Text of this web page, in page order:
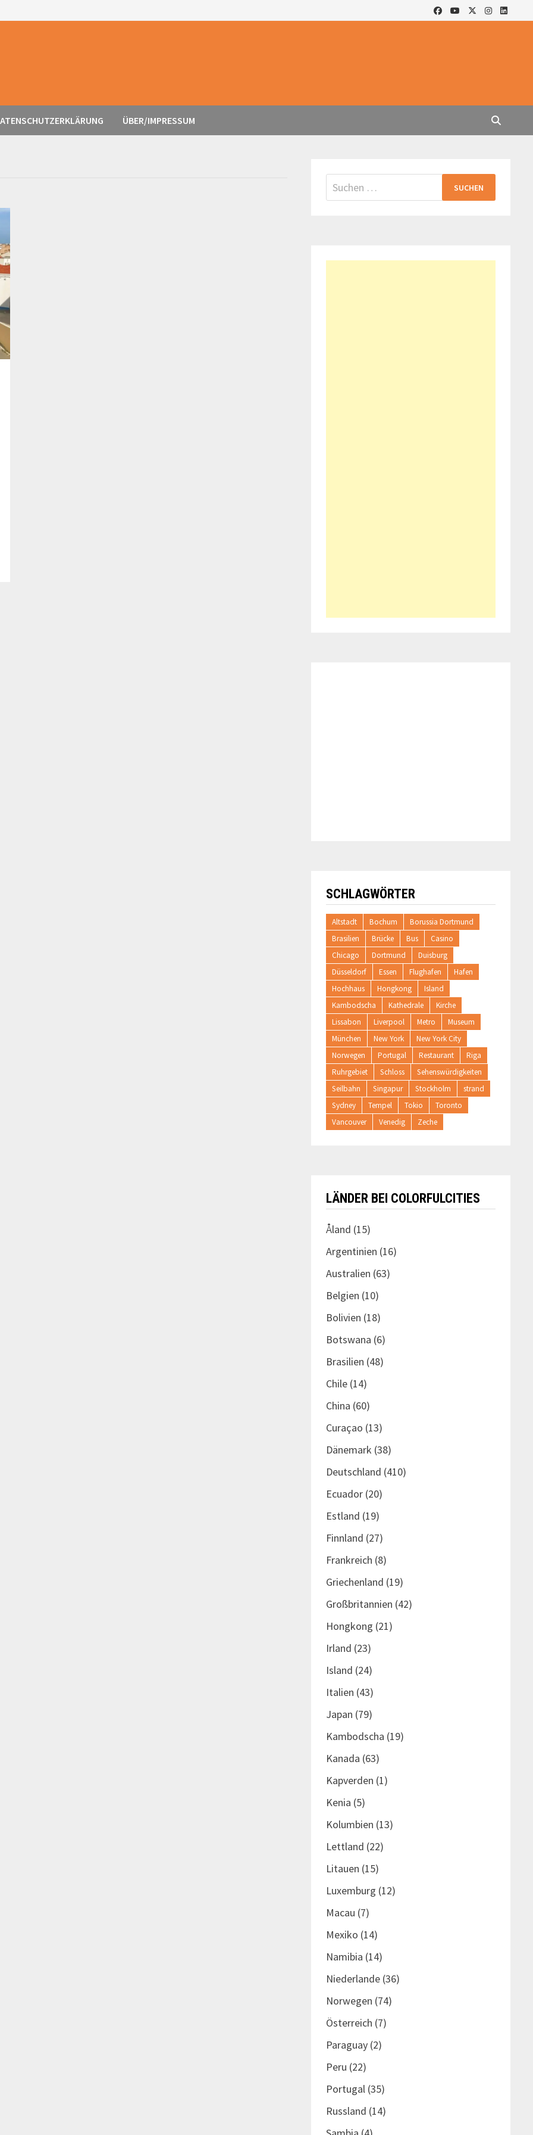
ÜBER/IMPRESSUM
Suchen
nach:
SCHLAGWÖRTER
Altstadt Bochum
Borussia Dortmund
Brasilien
Brücke Bus
Casino
Chicago
Dortmund
Duisburg
Düsseldorf
Essen Flughafen
Hafen
Hochhaus
Hongkong
Island
Kambodscha
Kathedrale
Kirche
Lissabon
Liverpool Metro
Museum
München
New York
New York City
Norwegen
Portugal Restaurant
Riga
Ruhrgebiet
Schloss
Sehenswürdigkeiten
Seilbahn
Singapur Stockholm
strand
Sydney
Tempel Tokio
Toronto
Vancouver
Venedig Zeche
LÄNDER BEI COLORFULCITIES
Åland (15)
Argentinien (16)
Australien (63)
Belgien (10)
Bolivien (18)
Botswana (6)
Brasilien (48)
Chile(14)
China (60)
Curaçao (13)
Dänemark (38)
Deutschland (410)
Ecuador(20)
Estland (19)
Finnland (27)
Frankreich (8)
Griechenland (19)
Großbritannien (42)
Hongkong (21)
Irland (23)
Island (24)
Italien (43)
Japan (79)
Kambodscha (19)
Kanada (63)
Kapverden (1)
Kenia (5)
Kolumbien (13)
Lettland (22)
Litauen (15)
Luxemburg (12)
Macau (7)
Mexiko (14)
Namibia (14)
Niederlande(36)
Norwegen (74)
Österreich (7)
Paraguay(2)
Peru (22)
Portugal(35)
Russland (14)